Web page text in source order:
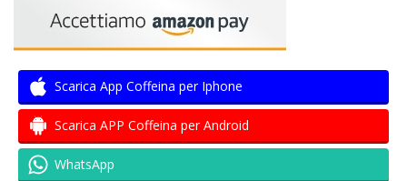
Scarica App Coffeina per Iphone
Scarica APP Coffeina per Android
WhatsApp